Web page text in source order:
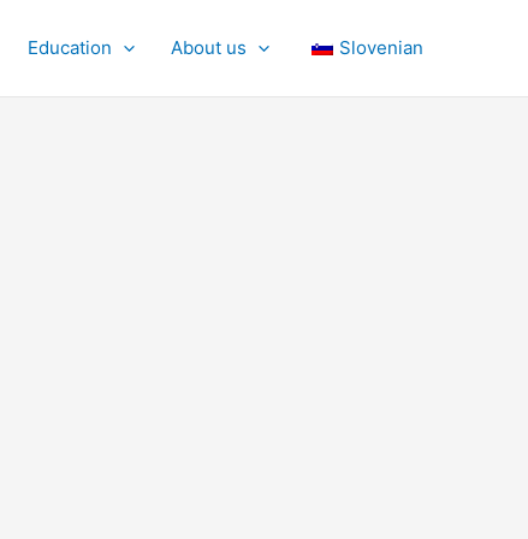
Education About us Slovenian